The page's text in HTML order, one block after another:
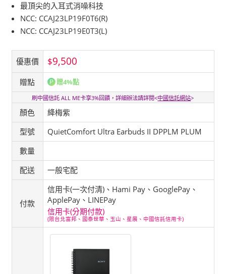
最頂尖的入耳式消噪科技
NCC: CCAJ23LP19F0T6(R)
NCC: CCAJ23LP19E0T3(L)
優惠價 $9,500
贈點 贈4%點
刷中國信託 ALL ME卡享3%回饋，詳細辦法請詳閱<中國信託網站>
顏色
絳梅紫
型號
QuietComfort Ultra Earbuds II DPPLM PLUM
數量
配送
一般宅配
付款
信用卡(一次付清)、Hami Pay、GooglePay、
ApplePay、LINEPay
信用卡(分期付款)
(限台北富邦、國泰世華、玉山、星展、中國信託信用卡)